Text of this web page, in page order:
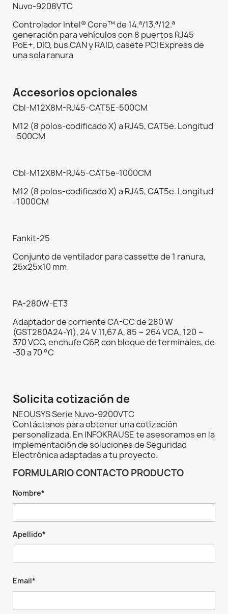
Nuvo-9208VTC
Controlador Intel® Core™ de 14.ª/13.ª/12.ª
generación para vehículos con 8 puertos RJ45
PoE+, DIO, bus CAN y RAID, casete PCI Express de
una sola ranura
Accesorios opcionales
Cbl-M12X8M-RJ45-CAT5E-500CM
M12 (8 polos-codificado X) a RJ45, CAT5e. Longitud
: 500CM
Cbl-M12X8M-RJ45-CAT5e-1000CM
M12 (8 polos-codificado X) a RJ45, CAT5e. Longitud
: 1000CM
Fankit-25
Conjunto de ventilador para cassette de 1 ranura,
25x25x10 mm
PA-280W-ET3
Adaptador de corriente CA-CC de 280 W
(GST280A24-YI), 24 V 11,67 A, 85 ~ 264 VCA, 120 ~
370 VCC, enchufe C6P, con bloque de terminales, de
-30 a 70 °C
Solicita cotización de
NEOUSYS Serie Nuvo-9200VTC
Contáctanos para obtener una cotización
personalizada. En INFOKRAUSE te asesoramos en la
implementación de soluciones de Seguridad
Electrónica adaptadas a tu proyecto.
FORMULARIO CONTACTO PRODUCTO
Nombre*
Apellido*
Email*